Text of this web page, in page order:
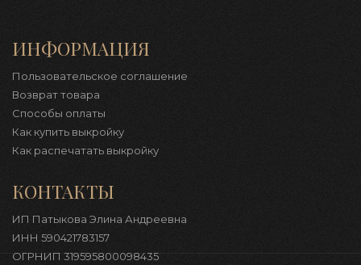
ИНФОРМАЦИЯ
Пользовательское соглашение
Возврат товара
Способы оплаты
Как купить выкройку
Как распечатать выкройку
КОНТАКТЫ
ИП Патыкова Элина Андреевна
ИНН 590421783157
ОГРНИП 319595800098435